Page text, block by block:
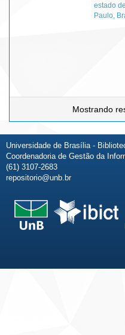
estado
Paulo,
Mostrando
Universidade de Brasília -
Coordenadoria de Gestão da
(61) 3107-2683
repositorio@unb.br